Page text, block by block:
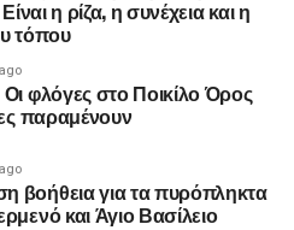
η ρίζα, η συνέχεια και η
τόπου
φλόγες στο Ποικίλο Όρος
παραμένουν
για τα πυρόπληκτα
και Άγιο Βασίλειο